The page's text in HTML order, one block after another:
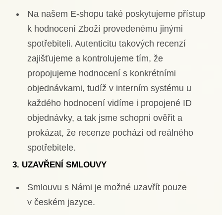
Na našem E-shopu také poskytujeme přístup
k hodnocení Zboží provedenému jinými
spotřebiteli. Autenticitu takových recenzí
zajišťujeme a kontrolujeme tím, že
propojujeme hodnocení s konkrétními
objednávkami, tudíž v interním systému u
každého hodnocení vidíme i propojené ID
objednávky, a tak jsme schopni ověřit a
prokázat, že recenze pochází od reálného
spotřebitele.
3. UZAVŘENÍ SMLOUVY
Smlouvu s Námi je možné uzavřít pouze
v českém jazyce.